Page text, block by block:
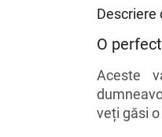
Descriere
O
Aceste
veți găsi